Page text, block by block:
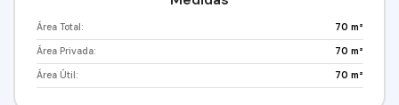
Área Total: 70 m²
Área Privada: 70 m²
Área Útil: 70 m²